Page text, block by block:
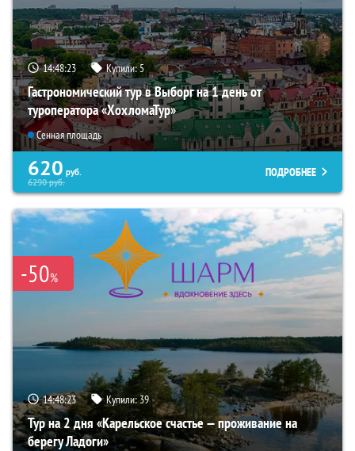
14:48:22 Купили:5
Гастрономический тур в Выборг на 1 день от
туроператора «ХохломаТур»
Сенная площадь
620 руб.
6290руб.
ПОДРОБНЕЕ
-50%
14:48:22 Купили:39
Тур на 2 дня «Карельское счастье — проживание на
берегу Ладоги»